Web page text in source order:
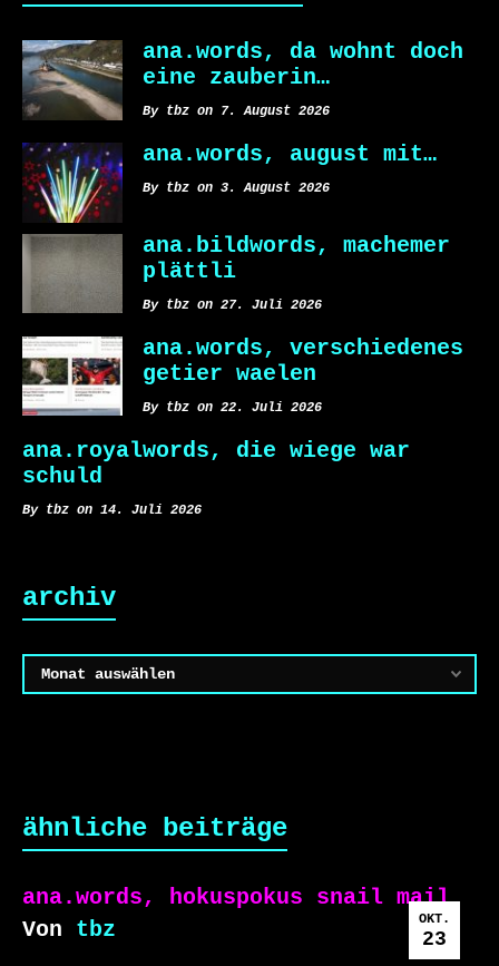
ana.words, da wohnt doch
eine zauberin…
By tbz on 7. August 2026
ana.words, august mit…
By tbz on 3. August 2026
ana.bildwords, machemer
plättli
By tbz on 27. Juli 2026
ana.words, verschiedenes
getier waelen
By tbz on 22. Juli 2026
ana.royalwords, die wiege war
schuld
By tbz on 14. Juli 2026
archiv
Archiv
ähnliche beiträge
OKT.
23
ana.words, hokuspokus snail mail
Von tbz